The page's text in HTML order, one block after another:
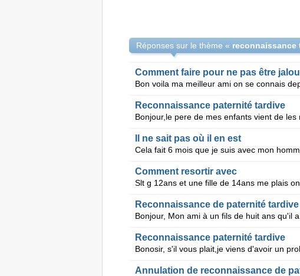
Réponses sur le thème «
Comment faire pour ne pas être
Reconnaissance paternité tardive
Il ne sait pas où il en est
Comment resortir avec
Reconnaissance de paternité
Reconnaissance paternité tardive
Annulation de reconnaissance de